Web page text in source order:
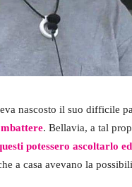
nascosto il suo difficile
. Bellavia, a tal
potessero ascoltarlo
a casa avevano la